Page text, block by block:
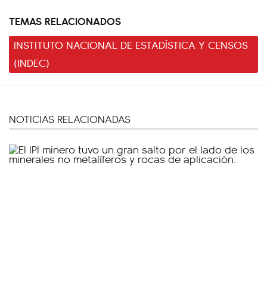
TEMAS RELACIONADOS
INSTITUTO NACIONAL DE ESTADÍSTICA Y CENSOS
(INDEC)
NOTICIAS RELACIONADAS